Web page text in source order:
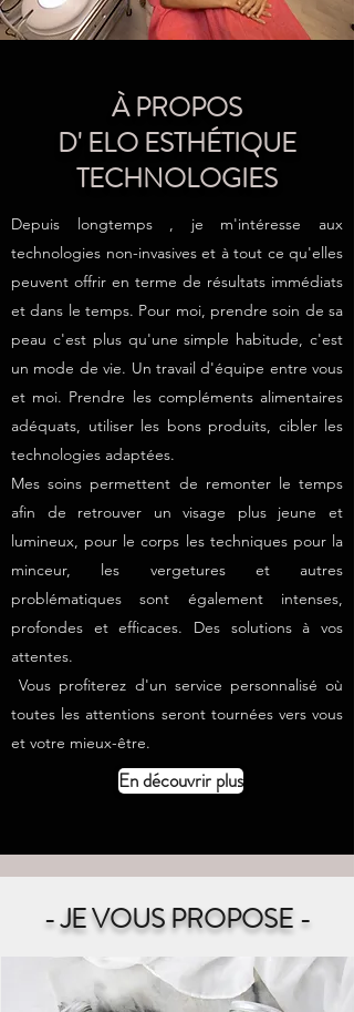
À PROPOS
D' ELO ESTHÉTIQUE
TECHNOLOGIES
Depuis longtemps , je m'intéresse aux
technologies non-invasives et à tout ce qu'elles
peuvent offrir en terme de résultats immédiats
et dans le temps. Pour moi, prendre soin de sa
peau c'est plus qu'une simple habitude, c'est
un mode de vie. Un travail d'équipe entre vous
et moi. Prendre les compléments alimentaires
adéquats, utiliser les bons produits, cibler les
technologies adaptées.
Mes soins permettent de remonter le temps
afin de retrouver un visage plus jeune et
lumineux, pour le corps les techniques pour la
minceur, les vergetures et autres
problématiques sont également intenses,
profondes et efficaces. Des solutions à vos
attentes.
Vous profiterez d'un service personnalisé où
toutes les attentions seront tournées vers vous
et votre mieux-être.
En découvrir plus
- JE VOUS PROPOSE -